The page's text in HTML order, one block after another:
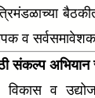
व
संकल्प अभियान
व